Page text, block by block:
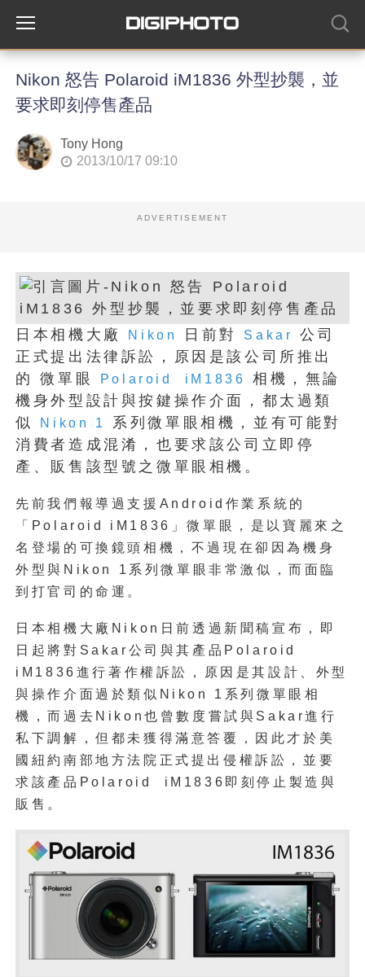
Nikon 怒告 Polaroid iM1836 外型抄襲，並
要求即刻停售產品
Tony Hong
2013/10/17 09:10
ADVERTISEMENT
日本相機大廠 Nikon 日前對 Sakar
公司
正式提出法律訴訟，原因是該公司所推出
的 微單眼
Polaroid iM1836
相機，無論
機身外型設計與按鍵操作介面，都太過類
似
Nikon 1
系列微單眼相機，並有可能對
消費者造成混淆，也要求該公司立即停
產、販售該型號之微單眼相機。
先前我們報導過支援Android作業系統的
「Polaroid iM1836」微單眼，是以寶麗來之
名登場的可換鏡頭相機，不過現在卻因為機身
外型與Nikon 1系列微單眼非常激似，而面臨
到打官司的命運。
日本相機大廠Nikon日前透過新聞稿宣布，即
日起將對Sakar公司與其產品Polaroid
iM1836進行著作權訴訟，原因是其設計、外型
與操作介面過於類似Nikon 1系列微單眼相
機，而過去Nikon也曾數度嘗試與Sakar進行
私下調解，但都未獲得滿意答覆，因此才於美
國紐約南部地方法院正式提出侵權訴訟，並要
求該產品Polaroid iM1836即刻停止製造與
販售。